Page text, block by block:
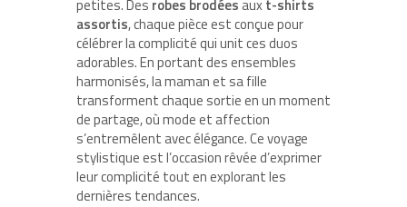
petites. Des robes brodées auxt-shirts
assortis, chaque pièce est conçue pour
célébrer la complicité qui unit ces duos
adorables. En portant des ensembles
harmonisés, la maman et sa fille
transforment chaque sortie en un moment
de partage, où mode et affection
s’entremêlent avec élégance. Ce voyage
stylistique est l’occasion rêvée d’exprimer
leur complicité tout en explorant les
dernières tendances.